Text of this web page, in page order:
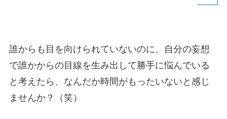
誰からも目を向けられていないのに、自分の妄想
で誰かからの目線を生み出して勝手に悩んでいる
と考えたら、なんだか時間がもったいないと感じ
ませんか？（笑）